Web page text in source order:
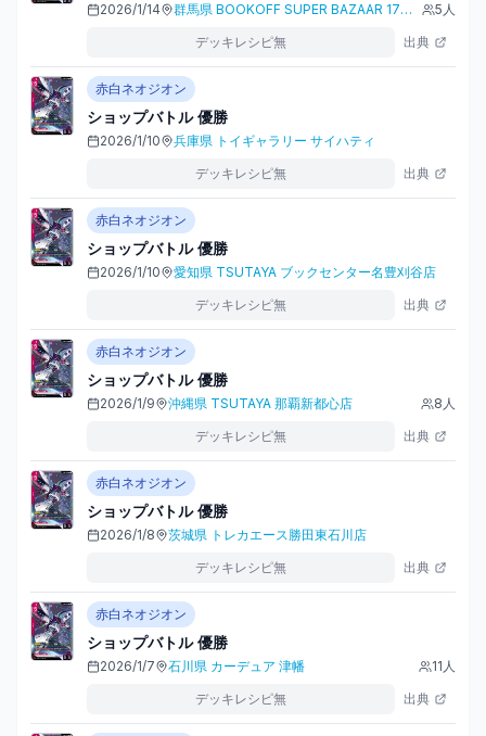
2026/1/14 群馬県 BOOKOFF SUPER BAZAAR 17号前橋リリカ店 5 人
デッキレシピ無
出典
赤白ネオジオン
ショップバトル 優勝
2026/1/10 兵庫県 トイギャラリー サイハティ
デッキレシピ無
出典
赤白ネオジオン
ショップバトル 優勝
2026/1/10 愛知県 TSUTAYA ブックセンター名豊刈谷店
デッキレシピ無
出典
赤白ネオジオン
ショップバトル 優勝
2026/1/9 沖縄県 TSUTAYA 那覇新都心店 8 人
デッキレシピ無
出典
赤白ネオジオン
ショップバトル 優勝
2026/1/8 茨城県 トレカエース勝田東石川店
デッキレシピ無
出典
赤白ネオジオン
ショップバトル 優勝
2026/1/7 石川県 カーデュア 津幡 11 人
デッキレシピ無
出典